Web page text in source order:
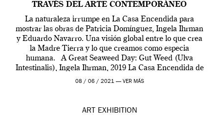
TRAVÉS DEL ARTE CONTEMPORÁNEO
La naturaleza irrumpe en La Casa Encendida para
mostrar las obras de Patricia Domínguez, Ingela Ihrman
y Eduardo Navarro. Una visión global entre lo que crea
la Madre Tierra y lo que creamos como especia
humana. A Great Seaweed Day: Gut Weed (Ulva
Intestinalis), Ingela Ihrman, 2019 La Casa Encendida de
Madrid y la Wellcome […]
08 / 06 / 2021 — VER MÁS
ART EXHIBITION